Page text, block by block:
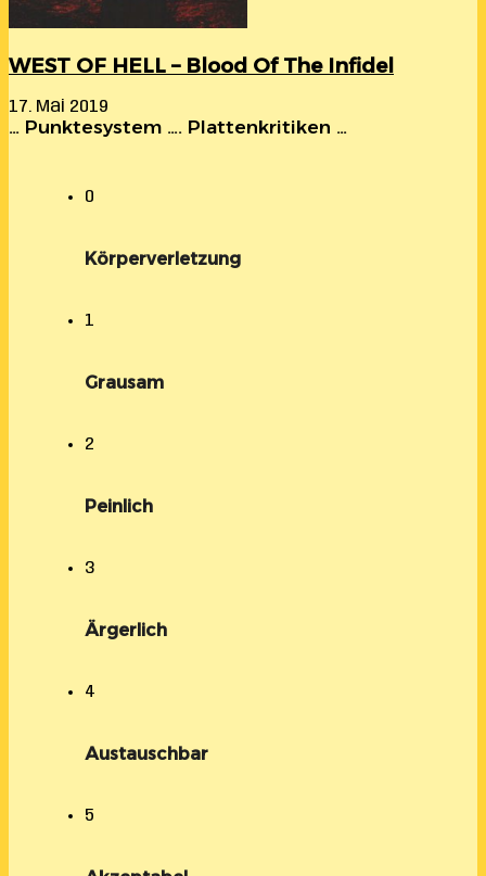
WEST OF HELL – Blood Of The Infidel
17. Mai 2019
… Punktesystem …. Plattenkritiken …
0
Körperverletzung
1
Grausam
2
Peinlich
3
Ärgerlich
4
Austauschbar
5